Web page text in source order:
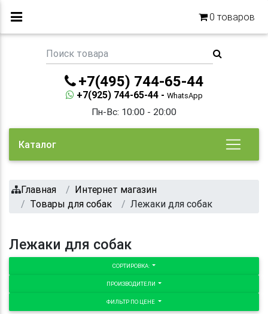
0 товаров
+7(495) 744-65-44
+7(925) 744-65-44 - WhatsApp
Пн-Вс: 10:00 - 20:00
Каталог
Главная
Интернет магазин
Товары для собак
Лежаки для собак
Лежаки для собак
СОРТИРОВКА:
ПРОИЗВОДИТЕЛИ
ФИЛЬТР ПО ЦЕНЕ